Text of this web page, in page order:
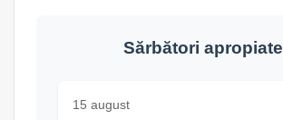
Sărbători apropiate
15 august